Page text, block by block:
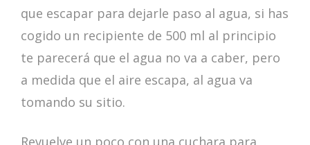
que escapar para dejarle paso al agua, si has
cogido un recipiente de 500 ml al principio
te parecerá que el agua no va a caber, pero
a medida que el aire escapa, al agua va
tomando su sitio.
Revuelve un poco con una cuchara para